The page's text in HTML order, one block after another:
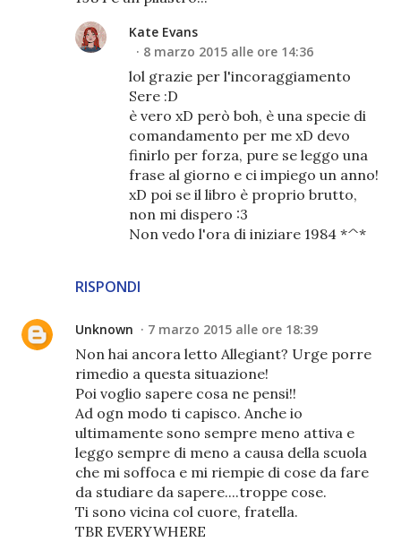
RISPONDI
Kate Evans
8 marzo 2015 alle ore 14:36
lol grazie per l'incoraggiamento
Sere :D
è vero xD però boh, è una specie di
comandamento per me xD devo
finirlo per forza, pure se leggo una
frase al giorno e ci impiego un anno!
xD poi se il libro è proprio brutto,
non mi dispero :3
Non vedo l'ora di iniziare 1984 *^*
Unknown 7 marzo 2015 alle ore 18:39
Non hai ancora letto Allegiant? Urge porre
rimedio a questa situazione!
Poi voglio sapere cosa ne pensi!!
Ad ogn modo ti capisco. Anche io
ultimamente sono sempre meno attiva e
leggo sempre di meno a causa della scuola
che mi soffoca e mi riempie di cose da fare
da studiare da sapere....troppe cose.
Ti sono vicina col cuore, fratella.
TBR EVERYWHERE